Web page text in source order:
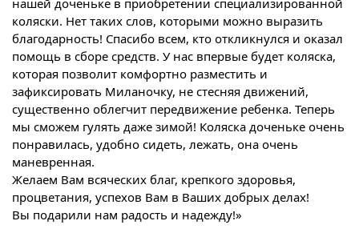
нашей доченьке в приобретении специализированной
коляски. Нет таких слов, которыми можно выразить
благодарность! Спасибо всем, кто откликнулся и оказал
помощь в сборе средств. У нас впервые будет коляска,
которая позволит комфортно разместить и
зафиксировать Миланочку, не стесняя движений,
существенно облегчит передвижение ребенка. Теперь
мы сможем гулять даже зимой! Коляска доченьке очень
понравилась, удобно сидеть, лежать, она очень
маневренная.
Желаем Вам всяческих благ, крепкого здоровья,
процветания, успехов Вам в Ваших добрых делах!
Вы подарили нам радость и надежду!»